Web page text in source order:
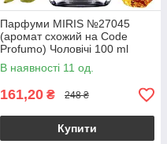
Парфуми MIRIS №27045
(аромат схожий на Code
Profumo) Чоловічі 100 ml
В наявності 11 од.
161,20 ₴ 248 ₴
Купити